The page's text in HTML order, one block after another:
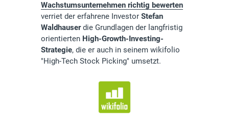
Wachstumsunternehmen richtig bewerten
verriet der erfahrene Investor Stefan
Waldhauserdie Grundlagen der langfristig
orientierten High-Growth-Investing-
Strategie, die er auch in seinem wikifolio
"High-Tech Stock Picking" umsetzt.